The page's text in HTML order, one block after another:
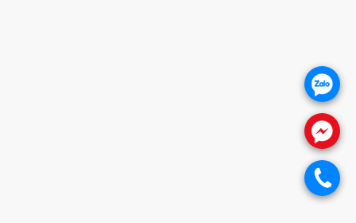
.
.
.